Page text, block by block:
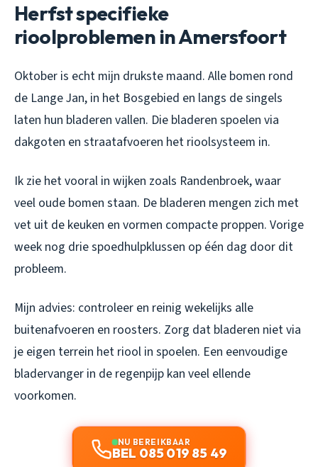
Herfst specifieke
rioolproblemen in Amersfoort
Oktober is echt mijn drukste maand. Alle bomen rond
de Lange Jan, in het Bosgebied en langs de singels
laten hun bladeren vallen. Die bladeren spoelen via
dakgoten en straatafvoeren het rioolsysteem in.
Ik zie het vooral in wijken zoals Randenbroek, waar
veel oude bomen staan. De bladeren mengen zich met
vet uit de keuken en vormen compacte proppen. Vorige
week nog drie spoedhulpklussen op één dag door dit
probleem.
Mijn advies: controleer en reinig wekelijks alle
buitenafvoeren en roosters. Zorg dat bladeren niet via
je eigen terrein het riool in spoelen. Een eenvoudige
bladervanger in de regenpijp kan veel ellende
voorkomen.
NU BEREIKBAAR
BEL 085 019 85 49